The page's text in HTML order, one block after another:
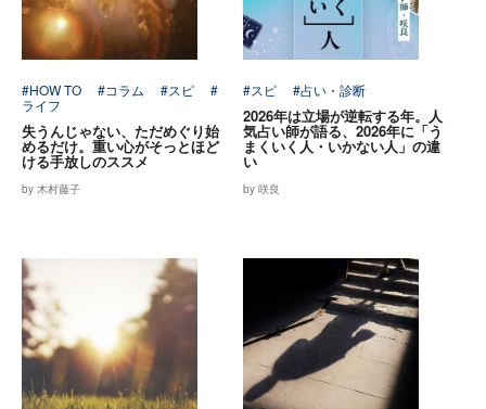
#HOW TO #コラム #スピ
#
ライフ
失うんじゃない、ただめぐり始
めるだけ。重い心がそっとほど
ける手放しのススメ
by 木村藤子
#スピ #占い・診断
2026年は立場が逆転する年。人
気占い師が語る、2026年に「う
まくいく人・いかない人」の違
い
by 咲良